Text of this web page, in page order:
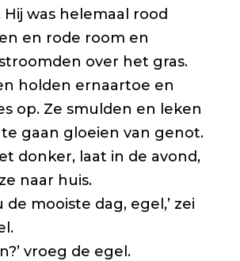
was helemaal rood
en rode room en
over het gras.
holden ernaartoe en
op. Ze smulden en leken
gaan gloeien van genot.
donker, laat in de avond,
naar huis.
de mooiste dag, egel,’ zei
vroeg de egel.